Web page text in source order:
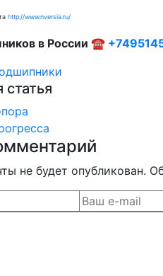
http://www.nversia.ru/
в России ☎
не будет опубликован.